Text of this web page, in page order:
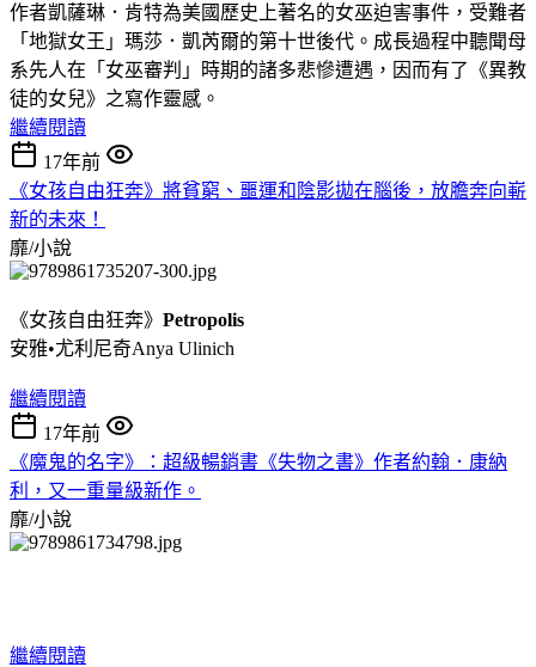
作者凱薩琳．肯特為美國歷史上著名的女巫迫害事件，受難者
「地獄女王」瑪莎．凱芮爾的第十世後代。成長過程中聽聞母
系先人在「女巫審判」時期的諸多悲慘遭遇，因而有了《異教
徒的女兒》之寫作靈感。
繼續閱讀
17年前
《女孩自由狂奔》將貧窮、噩運和陰影拋在腦後，放膽奔向嶄
新的未來！
靡/小說
《女孩自由狂奔》 Petropolis
安雅•尤利尼奇Anya Ulinich
繼續閱讀
17年前
《魔鬼的名字》：超級暢銷書《失物之書》作者約翰．康納
利，又一重量級新作。
靡/小說
繼續閱讀